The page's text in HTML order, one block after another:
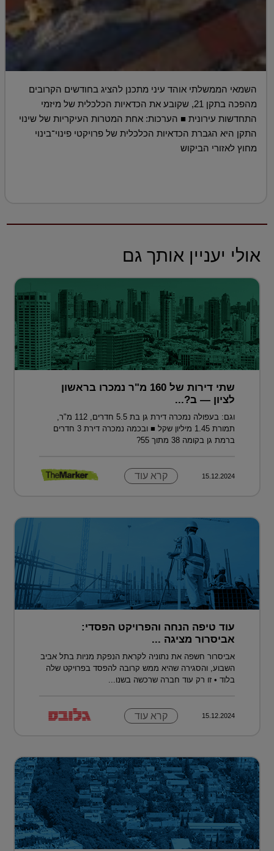
השמאי הממשלתי אוהד עיני מתכנן להציג בחודשים הקרובים
מהפכה בתקן 21, שקובע את הכדאיות הכלכלית של מיזמי
התחדשות עירונית ■ הערכות: אחת המטרות העיקריות של שינוי
התקן היא הגברת הכדאיות הכלכלית של פרויקטי פינוי־בינוי
מחוץ לאזורי הביקוש
אולי יעניין אותך גם
שתי דירות של 160 מ"ר נמכרו בראשון
לציון — ב?...
וגם: בעפולה נמכרה דירת גן בת 5.5 חדרים, 112 מ"ר,
תמורת 1.45 מיליון שקל ■ ובכמה נמכרה דירת 3 חדרים
ברמת גן בקומה 38 מתוך 55?
15.12.2024 קרא עוד
עוד טיפה הנחה והפרויקט הפסדי:
אביסרור מציגה ...
אביסרור חשפה את נתוניה לקראת הנפקת מניות בתל אביב
השבוע, והסגירה שהיא ממש קרובה להפסד בפרויקט שלה
בלוד • זו רק עוד חברה שרכשה בשנו...
15.12.2024 קרא עוד